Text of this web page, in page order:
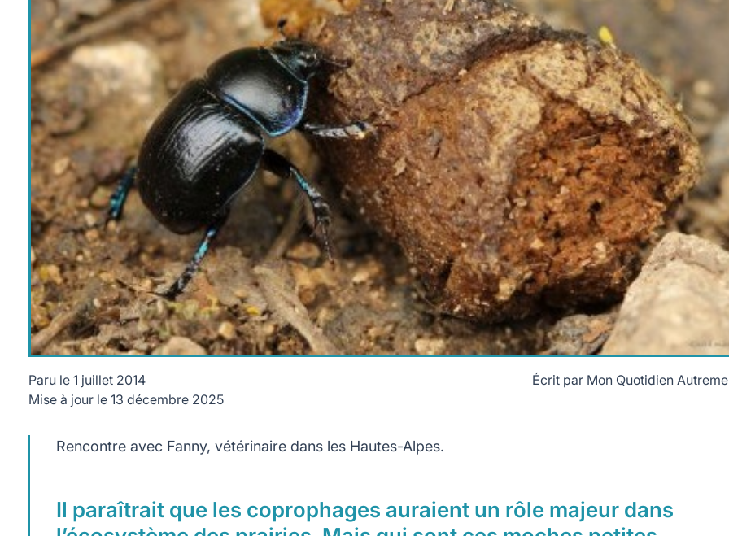
Paru le 1 juillet 2014
Mise à jour le 13 décembre 2025
Écrit par Mon Quotidien
Rencontre avec Fanny, vétérinaire dans les Hautes-Alpes.
Il paraîtrait que les coprophages auraient un rôle majeur dans